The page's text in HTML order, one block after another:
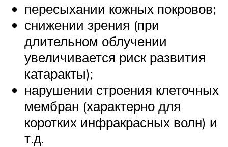
пересыхании кожных покровов;
снижении зрения (при
длительном облучении
увеличивается риск развития
катаракты);
нарушении строения клеточных
мембран (характерно для
коротких инфракрасных волн) и
т.д.